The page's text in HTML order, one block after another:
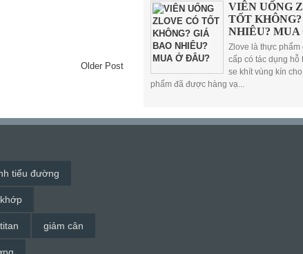
Older Post
VIÊN UỐNG
TỐT
NHIÊU? MUA
Zlove là thực phẩm
cấp có tác dụng hỗ
se khít vùng kín
phẩm đã được hàng vạ...
tiểu đường
giảm cân